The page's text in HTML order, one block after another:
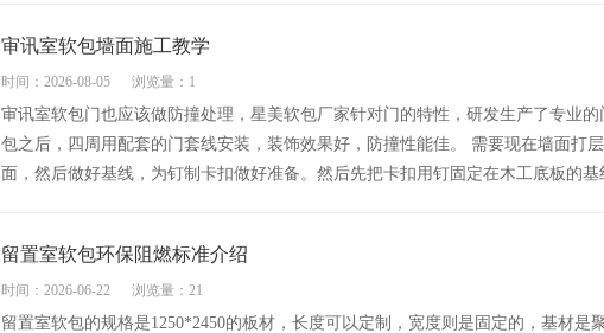
审讯室软包墙面施工教学
时间：2026-08-05 浏览量：1
审讯室软包门也应该做防撞处理，星美软包厂家针对门的特性，研发生产了专业
包之后，四周用配套的门套线安装，装饰效果好，防撞性能佳。 需要现在墙面打
面，然后做好基线，为钉制卡扣做好准备。然后先把卡扣用钉固定在木工底板的
留置室软包环保阻燃标准介绍
时间：2026-06-22 浏览量：21
留置室软包的规格是1250*2450的板材，长度可以定制，宽度则是固定的，基材是